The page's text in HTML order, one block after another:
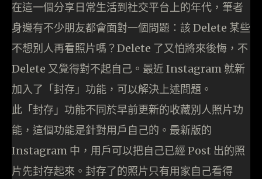
在這一個分享日常生活到社交平台上的年代，筆者
身邊有不少朋友都會面對一個問題：該 Delete 某些
不想別人再看照片嗎？Delete 了又怕將來後悔，不
Delete 又覺得對不起自己。最近 Instagram 就新
加入了「封存」功能，可以解決上述問題。
此「封存」功能不同於早前更新的收藏別人照片功
能，這個功能是針對用戶自己的。最新版的
Instagram 中，用戶可以把自己已經 Post 出的照
片先封存起來。封存了的照片只有用家自己看得